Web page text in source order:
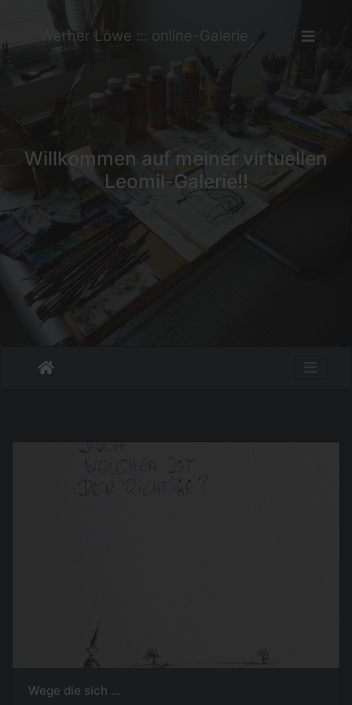
Werner Löwe ::: online-Galerie
Willkommen auf meiner virtuellen
Leomil-Galerie!!
Wege die sich ...